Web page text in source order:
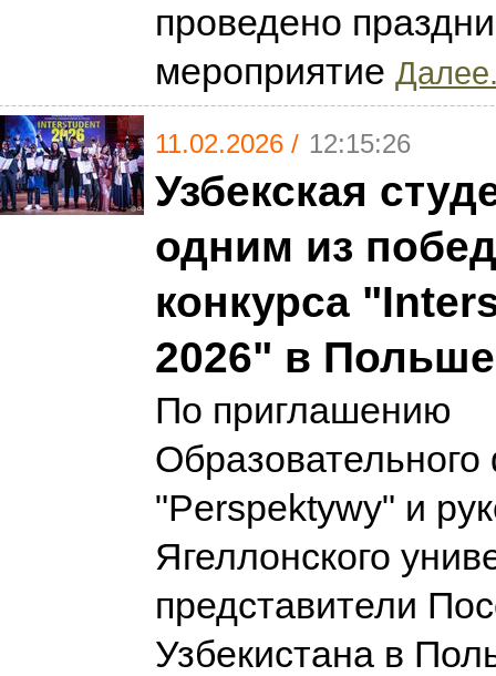
проведено
мероприятие
11.02.2026 / 12:15:26
Узбекская
одним из
конкурса
2026" в Польше
По приглашению
"Perspektywy" и
Ягеллонского
представители
Узбекистана в